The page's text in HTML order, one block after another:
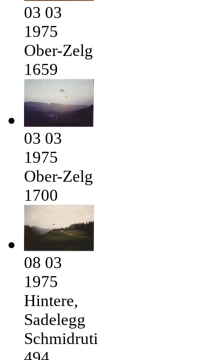
03 03
1975
Ober-Zelg
1659
03 03
1975
Ober-Zelg
1700
08 03
1975
Hintere,
Sadelegg
Schmidruti